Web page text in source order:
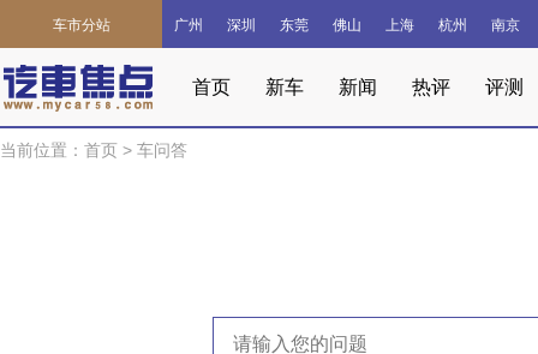
车市分站 广州 深圳 东莞 佛山 上海 杭州 南京
首页 新车 新闻 热评 评测
当前位置： 首页 > 车问答